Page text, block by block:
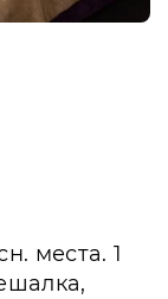
места. 1